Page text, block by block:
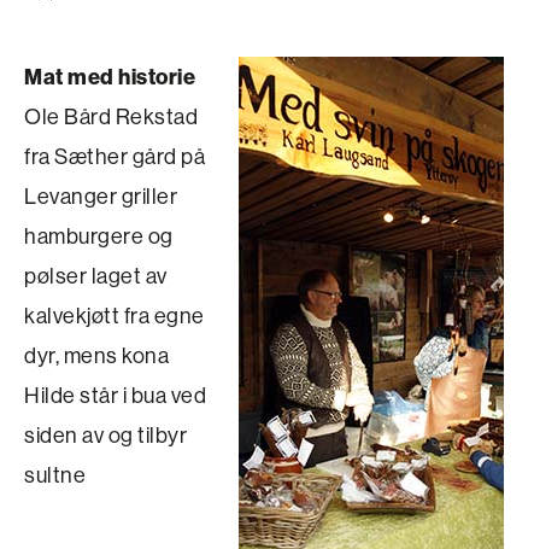
Mat med historie
Ole Bård Rekstad
fra Sæther gård på
Levanger griller
hamburgere og
pølser laget av
kalvekjøtt fra egne
dyr, mens kona
Hilde står i bua ved
siden av og tilbyr
sultne